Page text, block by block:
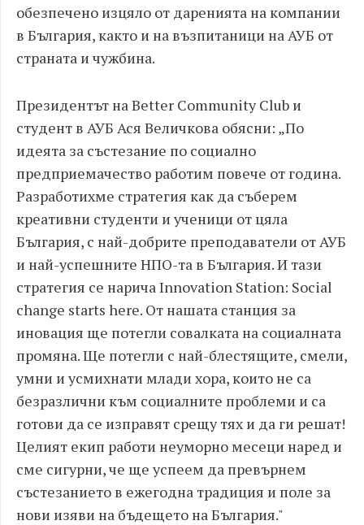
обезпечено изцяло от даренията на компании
в България, както и на възпитаници на АУБ от
страната и чужбина.
Президентът на Better Community Club и
студент в АУБ Ася Величкова обясни: „По
идеята за състезание по социално
предприемачество работим повече от година.
Разработихме стратегия как да съберем
креативни студенти и ученици от цяла
България, с най-добрите преподаватели от АУБ
и най-успешните НПО-та в България. И тази
стратегия се нарича Innovation Station: Social
change starts here. От нашата станция за
иновация ще потегли совалката на социалната
промяна. Ще потегли с най-блестящите, смели,
умни и усмихнати млади хора, които не са
безразлични към социалните проблеми и са
готови да се изправят срещу тях и да ги решат!
Целият екип работи неуморно месеци наред и
сме сигурни, че ще успеем да превърнем
състезанието в ежегодна традиция и поле за
нови изяви на бъдещето на България."